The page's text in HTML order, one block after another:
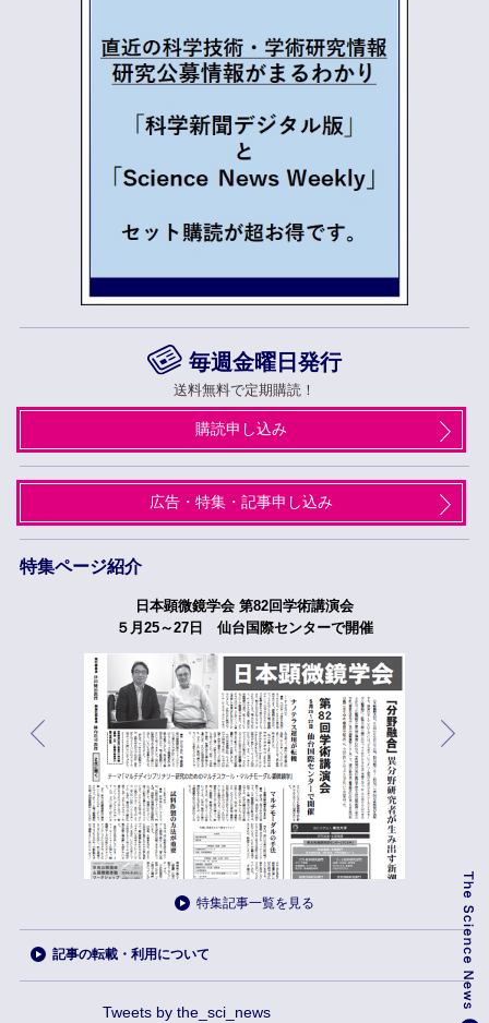
毎週金曜日発行
送料無料で定期購読！
購読申し込み
広告・特集・記事申し込み
特集ページ紹介
日本顕微鏡学会 第82回学術講演会
５月25～27日 仙台国際センターで開催
特集記事一覧を見る
記事の転載・利用について
Tweets by the_sci_news